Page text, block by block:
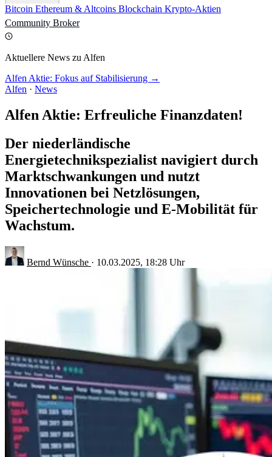
Bitcoin Ethereum & Altcoins Blockchain Krypto-Aktien
Community Broker
Aktuellere News zu Alfen
Alfen Aktie: Fokus auf Stabilisierung →
Alfen · News
Alfen Aktie: Erfreuliche Finanzdaten!
Der niederländische
Energietechnikspezialist navigiert durch
Marktschwankungen und nutzt
Innovationen bei Netzlösungen,
Speichertechnologie und E-Mobilität für
Wachstum.
Bernd Wünsche · 10.03.2025, 18:28 Uhr